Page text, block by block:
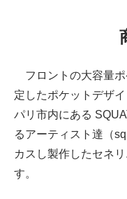
フロントの大容量ポ
定したポケットデザ
パリ市内にある
るアーティスト達（
カスし製作したセネ
す。